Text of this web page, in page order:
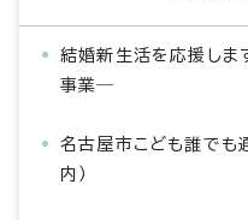
結婚新生活を応援し
事業―
名古屋市こども誰でも
内）